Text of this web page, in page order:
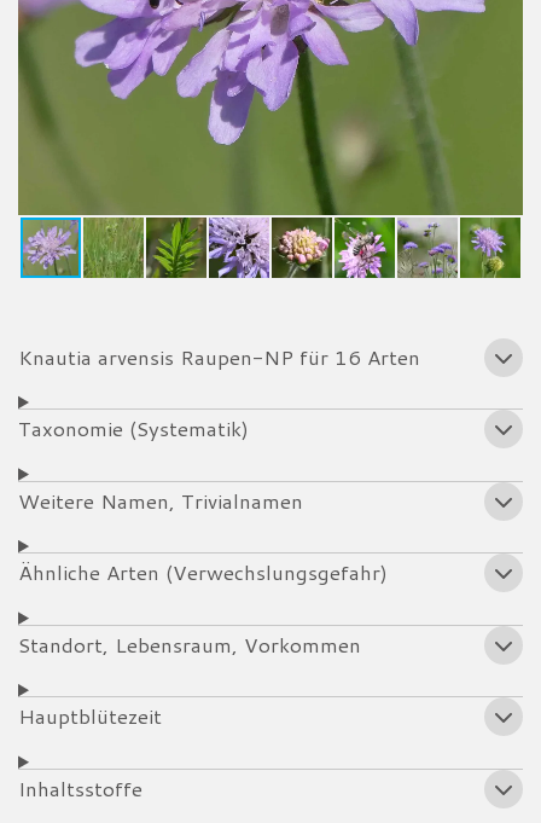
Knautia arvensis Raupen-NP für 16 Arten
Taxonomie (Systematik)
Weitere Namen, Trivialnamen
Ähnliche Arten (Verwechslungsgefahr)
Standort, Lebensraum, Vorkommen
Hauptblütezeit
Inhaltsstoffe